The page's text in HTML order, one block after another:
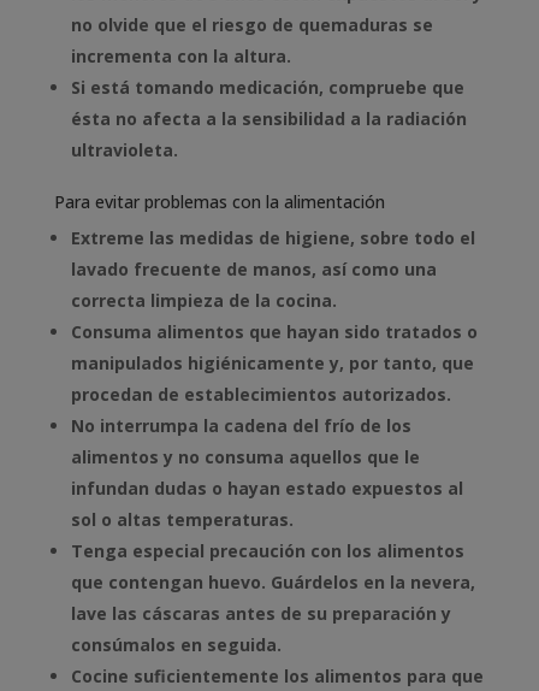
no olvide que el riesgo de quemaduras se
incrementa con la altura.
Si está tomando medicación, compruebe que
ésta no afecta a la sensibilidad a la radiación
ultravioleta.
Para evitar problemas con la alimentación
Extreme las medidas de higiene, sobre todo el
lavado frecuente de manos, así como una
correcta limpieza de la cocina.
Consuma alimentos que hayan sido tratados o
manipulados higiénicamente y, por tanto, que
procedan de establecimientos autorizados.
No interrumpa la cadena del frío de los
alimentos y no consuma aquellos que le
infundan dudas o hayan estado expuestos al
sol o altas temperaturas.
Tenga especial precaución con los alimentos
que contengan huevo. Guárdelos en la nevera,
lave las cáscaras antes de su preparación y
consúmalos en seguida.
Cocine suficientemente los alimentos para que